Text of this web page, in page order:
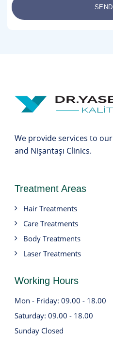
SEND
We provide services to
and Nişantaşı Clinics.
Treatment Areas
Hair Treatments
Care Treatments
Body Treatments
Laser Treatments
Working Hours
Mon - Friday: 09.00 - 18.00
Saturday: 09.00 - 18.00
Sunday Closed